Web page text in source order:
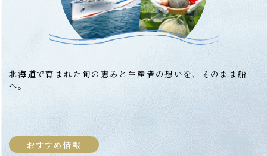
北海道で育まれた旬の恵みと生産者の想いを、そのまま船
へ。
おすすめ情報